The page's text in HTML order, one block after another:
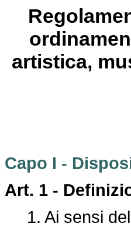
artistica,
Capo I -
Art. 1 -
1. Ai sensi